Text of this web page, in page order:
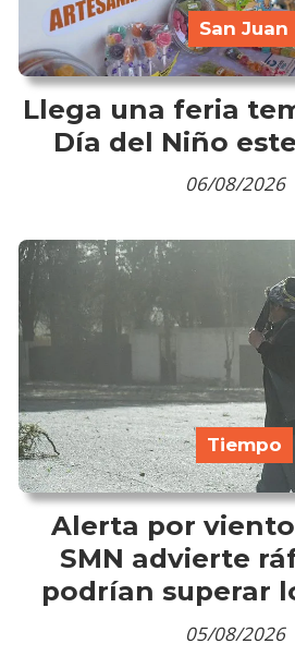
Llega una feria
Día del Niño
San Juan
06/08/2026
Alerta por
SMN advierte
podrían superar
Tiempo
05/08/2026